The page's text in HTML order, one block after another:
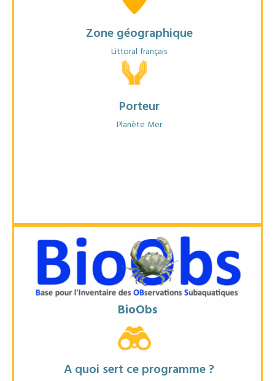
Zone géographique
Littoral français
Porteur
Planète Mer
FICHE ANNUAIRE
BioObs
A quoi sert ce programme ?
Objectifs
* Suivre l'évolution de la biodiversité
* Fournir des données utiles aux gestionnaires et scientifiques